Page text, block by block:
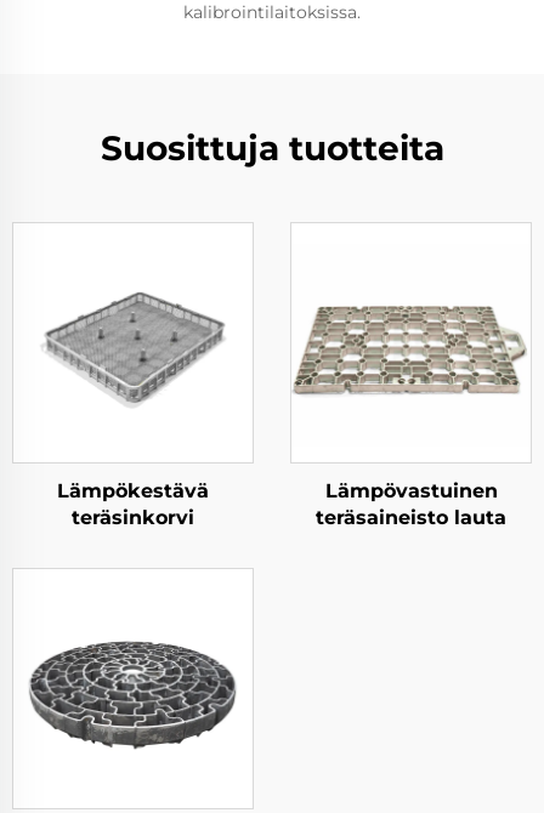
kalibrointilaitoksissa.
Suosittuja tuotteita
Lämpökestävä
teräsinkorvi
Lämpövastuinen
teräsaineisto lauta